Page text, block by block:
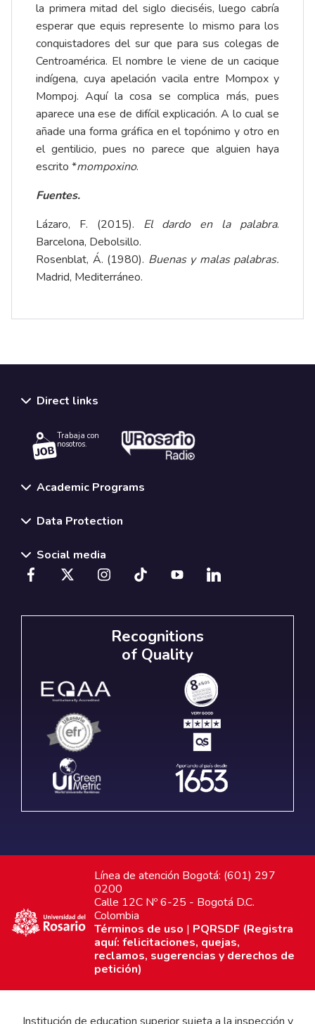
la primera mitad del siglo dieciséis, luego cabría
esperar que equis represente lo mismo para los
conquistadores del sur que para sus colegas de
Centroamérica. El nombre le viene de un cacique
indígena, cuya apelación vacila entre Mompox y
Mompoj. Aquí la cosa se complica más, pues
aparece una ese de difícil explicación. A lo cual se
añade una forma gráfica en el topónimo y otro en
el gentilicio, pues no parece que alguien haya
escrito *mompoxino.
Fuentes.
Lázaro, F. (2015). El dardo en la palabra.
Barcelona, Debolsillo.
Rosenblat, Á. (1980). Buenas y malas palabras.
Madrid, Mediterráneo.
Direct links
Trabaja con
nosotros.
Academic Programs
Data Protection
Social media
Recognitions
of Quality
Línea de atención Bogotá: (601) 297
0200
Calle 12C Nº 6-25 - Bogotá D.C.
Colombia
Términos de uso | PQRSDF (Registra
aquí: felicitaciones, quejas,
reclamos, sugerencias y derechos de
petición)